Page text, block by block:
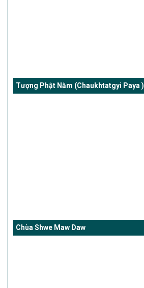
Tượng Phật Nằm (Chaukhtatgyi Paya )
Chùa Shwe Maw Daw